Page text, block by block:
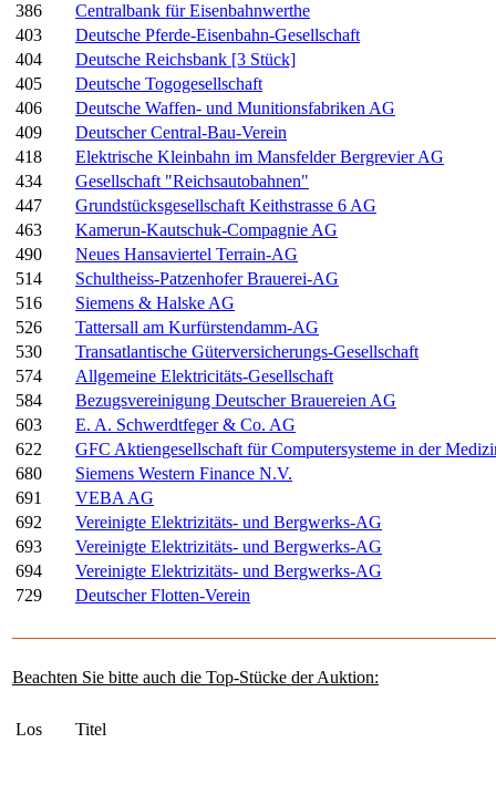
386
Centralbank für Eisenbahnwerthe
403
Deutsche Pferde-Eisenbahn-Gesellschaft
404
Deutsche Reichsbank [3 Stück]
405
Deutsche Togogesellschaft
406
Deutsche Waffen- und Munitionsfabriken AG
409
Deutscher Central-Bau-Verein
418
Elektrische Kleinbahn im Mansfelder Bergrevier AG
434
Gesellschaft "Reichsautobahnen"
447
Grundstücksgesellschaft Keithstrasse 6 AG
463
Kamerun-Kautschuk-Compagnie AG
490
Neues Hansaviertel Terrain-AG
514
Schultheiss-Patzenhofer Brauerei-AG
516
Siemens & Halske AG
526
Tattersall am Kurfürstendamm-AG
530
Transatlantische Güterversicherungs-Gesellschaft
574
Allgemeine Elektricitäts-Gesellschaft
584
Bezugsvereinigung Deutscher Brauereien AG
603
E. A. Schwerdtfeger & Co. AG
622
GFC Aktiengesellschaft für Computersysteme in der
680
Siemens Western Finance N.V.
691
VEBA AG
692
Vereinigte Elektrizitäts- und Bergwerks-AG
693
Vereinigte Elektrizitäts- und Bergwerks-AG
694
Vereinigte Elektrizitäts- und Bergwerks-AG
729
Deutscher Flotten-Verein
Beachten Sie bitte auch die Top-Stücke der Auktion:
Los Titel